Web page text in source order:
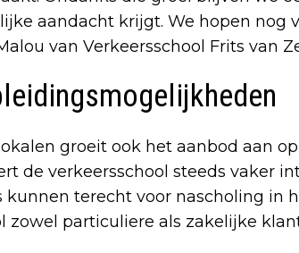
aandacht krijgt. We hopen nog
van Verkeersschool Frits van
groeit ook het aanbod aan
de verkeersschool steeds vaker
terecht voor nascholing in
zowel particuliere als zakelijke